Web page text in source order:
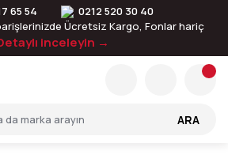
65 54
0212 520 30 40
Ücretsiz Kargo, Fonlar hariç
inceleyin →
ARA